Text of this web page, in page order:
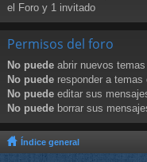
el Foro y 1 invitado
Permisos del foro
No puede abrir nuevos
No puede responder a temas
No puede editar sus
No puede borrar sus
Índice general